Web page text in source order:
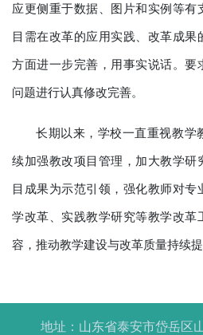
应更侧重于数据、图片和实例等有
目需在改革的应用实践、改革成
方面进一步完善，用事实说话。要
问题进行认真修改完善。
长期以来，学校一直重视教学
续加强教改项目管理，加大教学研
目成果为示范引领，强化教师对专
学改革、实践教学研究等教学改革
容，推动教学建设与改革质量持续提
地址：山东省泰安市岱岳区